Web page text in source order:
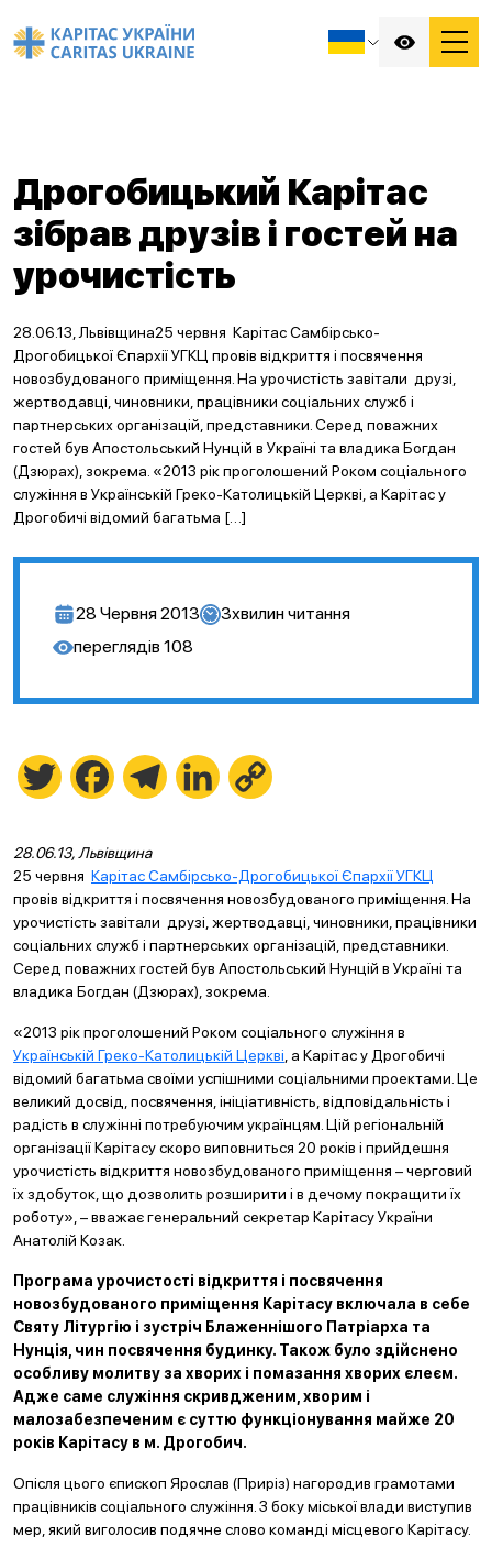
Дрогобицький Карітас
зібрав друзів і гостей на
урочистість
28.06.13, Львівщина25 червня Карітас Самбірсько-
Дрогобицької Єпархії УГКЦ провів відкриття і посвячення
новозбудованого приміщення. На урочистість завітали друзі,
жертводавці, чиновники, працівники соціальних служб і
партнерських організацій, представники. Серед поважних
гостей був Апостольський Нунцій в Україні та владика Богдан
(Дзюрах), зокрема. «2013 рік проголошений Роком соціального
служіння в Українській Греко-Католицькій Церкві, а Карітас у
Дрогобичі відомий багатьма […]
28 Червня 2013 3хвилин читання
переглядів 108
Twitter FacebookTelegramLinkedIn
28.06.13, Львівщина
25 червня Карітас Самбірсько-Дрогобицької Єпархії УГКЦ
провів відкриття і посвячення новозбудованого приміщення. На
урочистість завітали друзі, жертводавці, чиновники, працівники
соціальних служб і партнерських організацій, представники.
Серед поважних гостей був Апостольський Нунцій в Україні та
владика Богдан (Дзюрах), зокрема.
«2013 рік проголошений Роком соціального служіння в
Українській Греко-Католицькій Церкві , а Карітас у Дрогобичі
відомий багатьма своїми успішними соціальними проектами. Це
великий досвід, посвячення, ініціативність, відповідальність і
радість в служінні потребуючим українцям. Цій регіональній
організації Карітасу скоро виповниться 20 років і прийдешня
урочистість відкриття новозбудованого приміщення – черговий
їх здобуток, що дозволить розширити і в дечому покращити їх
роботу», – вважає генеральний секретар Карітасу України
Анатолій Козак.
Програма урочистості відкриття і посвячення
новозбудованого приміщення Карітасу включала в себе
Святу Літургію і зустріч Блаженнішого Патріарха та
Нунція, чин посвячення будинку. Також було здійснено
особливу молитву за хворих і помазання хворих єлеєм.
Адже саме служіння скривдженим, хворим і
малозабезпеченим є суттю функціонування майже 20
років Карітасу в м. Дрогобич.
Опісля цього єпископ Ярослав (Приріз) нагородив грамотами
працівників соціального служіння. З боку міської влади виступив
мер, який виголосив подячне слово команді місцевого Карітасу.